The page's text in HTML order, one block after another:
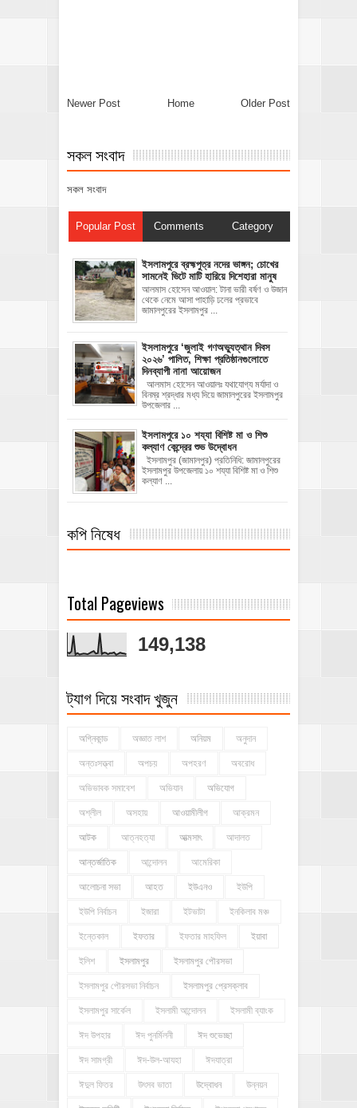
Newer Post Older Post
Home
সকল সংবাদ
সকল সংবাদ
Popular Post Comments Category
ইসলামপুরে ব্রহ্মপুত্র নদের ভাঙ্গন; চোখের
সামনেই ভিটে মাটি হারিয়ে দিশেহারা মানুষ
আলমাস হোসেন আওয়াল: টানা ভারী বর্ষণ ও উজান
থেকে নেমে আসা পাহাড়ি ঢলের প্রভাবে
জামালপুরের ইসলামপুর ...
‎ইসলামপুরে ‘জুলাই গণঅভ্যুত্থান দিবস
২০২৬’ পালিত, শিক্ষা প্রতিষ্ঠানগুলোতে
দিনব্যাপী নানা আয়োজন
‎​আলমাস হোসেন আওয়ালঃ‎ ‎​যথাযোগ্য মর্যাদা ও
বিনম্র শ্রদ্ধার মধ্য দিয়ে জামালপুরের ইসলামপুর
উপজেলার ...
ইসলামপুরে ১০ শয্যা বিশিষ্ট মা ও শিশু
কল্যাণ কেন্দ্রের শুভ উদ্বোধন
ইসলামপুর (জামালপুর) প্রতিনিধি: জামালপুরের
ইসলামপুর উপজেলায় ১০ শয্যা বিশিষ্ট মা ও শিশু
কল্যাণ ...
কপি নিষেধ
Total Pageviews
149,138
ট্যাগ দিয়ে সংবাদ খুজুন
অগ্নিকান্ড অজ্ঞাত লাশ অনিয়ম অনুদান
অন্তঃসত্ত্বা অপচয় অপহরণ অবরোধ
অভিভাবক সমাবেশ অভিযান অভিযোগ
অশ্লীল অসহায় আওয়ামীলীগ আক্রমন
আটক আত্নহত্যা আত্মসাৎ আদালত
আন্তর্জাতিক আন্দোলন আমেরিকা
আলোচনা সভা আহত ইউএনও ইউপি
ইউপি নির্বাচন ইজারা ইটভাটা ইনকিলাব মঞ্চ
ইন্তেকাল ইফতার ইফতার মাহফিল ইয়াবা
ইলিশ ইসলামপুর ইসলামপুর পৌরসভা
ইসলামপুর পৌরসভা নির্বাচন ইসলামপুর প্রেসক্লাব
ইসলামপুর সার্কেল ইসলামী আন্দোলন ইসলামী ব্যাংক
ঈদ উপহার ঈদ পুনর্মিলনী ঈদ শুভেচ্ছা
ঈদ সামগ্রী ঈদ-উল-আযহা ঈদযাত্রা
ঈদুল ফিতর উৎসব ভাতা উদ্বোধন উন্নয়ন